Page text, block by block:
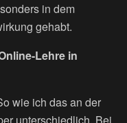
in dem
gehabt.
Lehre in
wie ich das an der